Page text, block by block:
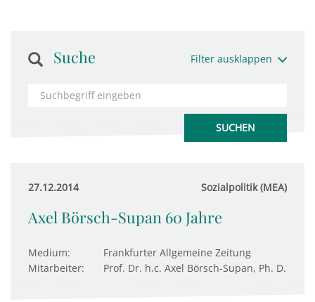
Suche Filter ausklappen
27.12.2014 Sozialpolitik (MEA)
Axel Börsch-Supan 60 Jahre
Medium:
Frankfurter Allgemeine Zeitung
Mitarbeiter:
Prof. Dr. h.c. Axel Börsch-Supan, Ph. D.